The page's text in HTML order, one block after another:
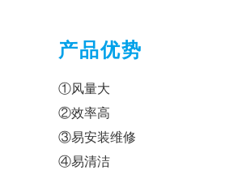
产品优势
①风量大
②效率高
③易安装维修
④易清洁